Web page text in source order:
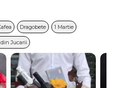
Dragobete 1 Martie
Jucarii